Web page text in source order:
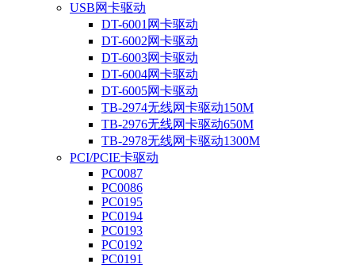
USB网卡驱动
DT-6001网卡驱动
DT-6002网卡驱动
DT-6003网卡驱动
DT-6004网卡驱动
DT-6005网卡驱动
TB-2974无线网卡驱动150M
TB-2976无线网卡驱动650M
TB-2978无线网卡驱动1300M
PCI/PCIE卡驱动
PC0087
PC0086
PC0195
PC0194
PC0193
PC0192
PC0191